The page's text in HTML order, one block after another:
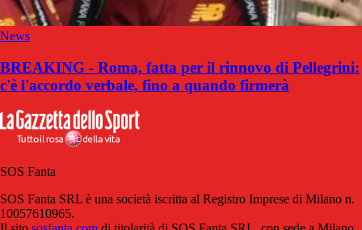
News
BREAKING - Roma, fatta per il rinnovo di Pellegrini:
c'è l'accordo verbale, fino a quando firmerà
SOS Fanta
SOS Fanta SRL è una società iscritta al Registro Imprese di Milano n.
10057610965.